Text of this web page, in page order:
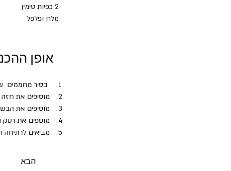
2 כפיות טימין
מלח ופלפל
אופן
בסיר מחממים  שמן
מוסיפים את חזה
מוסיפים את הבשר
מוספים את רסק
מביאים
הבא